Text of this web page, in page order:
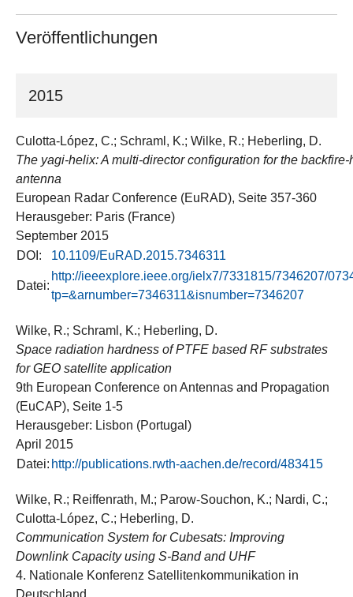
Veröffentlichungen
2015
Culotta-López, C.; Schraml, K.; Wilke, R.; Heberling, D.
The yagi-helix: A multi-director configuration for the backfire-
antenna
European Radar Conference (EuRAD), Seite 357-360
Herausgeber: Paris (France)
September 2015
DOI:
10.1109/EuRAD.2015.7346311
Datei:
http://ieeexplore.ieee.org/ielx7/7331815/7346207/
tp=&arnumber=7346311&isnumber=7346207
Wilke, R.; Schraml, K.; Heberling, D.
Space radiation hardness of PTFE based RF substrates
for GEO satellite application
9th European Conference on Antennas and Propagation
(EuCAP), Seite 1-5
Herausgeber: Lisbon (Portugal)
April 2015
Datei: http://publications.rwth-aachen.de/record/483415
Wilke, R.; Reiffenrath, M.; Parow-Souchon, K.; Nardi, C.;
Culotta-López, C.; Heberling, D.
Communication System for Cubesats: Improving
Downlink Capacity using S-Band and UHF
4. Nationale Konferenz Satellitenkommunikation in